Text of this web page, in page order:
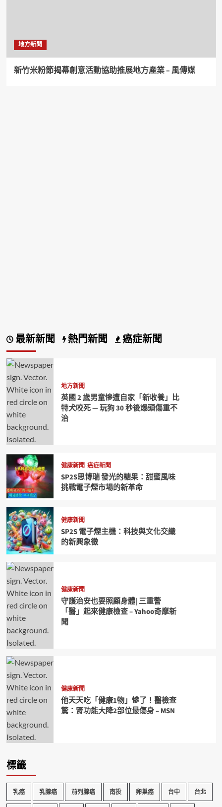
地方新聞
新竹米粉節揭幕創意活動協助推展地方產業 – 風傳媒
最新新聞 熱門新聞 癌症新聞
地方新聞
英國 2 歲男童慘遭自家「新收養」比
特犬咬死 — 玩狗 30 秒後爆頭傷重不
治
健康新聞 癌症新聞
SP2S思博瑞 發光的糖果：甜蜜風味
挑戰電子煙市場的新革命
健康新聞
SP2S 電子煙主機：科技與文化交織
的新興象徵
健康新聞
守護治安也要照顧身體| 三重警
「醫」起來健康檢查 – Yahoo奇摩新
聞
健康新聞
他天天吃「健康1物」慘了！醫檢查
驚：腎功能大降2部位最傷身 – MSN
標籤
乳癌 乳腺癌 前列腺癌 南投 卵巢癌 台中 台北